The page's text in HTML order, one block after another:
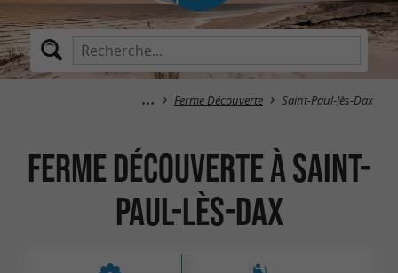
Ferme Découverte Saint-Paul-lès-Dax
Ferme Découverte à Saint-
Paul-lès-Dax